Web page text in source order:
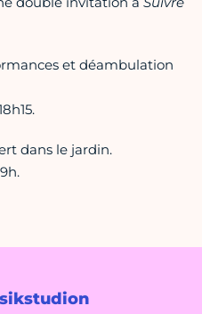
et déambulation
dans le jardin.